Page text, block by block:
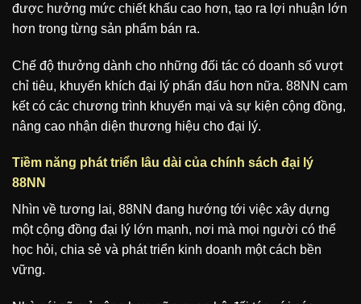
được hưởng mức chiết khấu cao hơn, tạo ra lợi nhuận lớn
hơn trong từng sản phẩm bán ra.
Chế độ thưởng dành cho những đối tác có doanh số vượt
chỉ tiêu, khuyến khích đại lý phấn đấu hơn nữa. 88NN cam
kết có các chương trình khuyến mại và sự kiện cộng đồng,
nâng cao nhận diện thương hiệu cho đại lý.
Tiềm năng phát triển lâu dài của chính sách đại lý
88NN
Nhìn về tương lai, 88NN đang hướng tới việc xây dựng
một cộng đồng đại lý lớn mạnh, nơi mà mọi người có thể
học hỏi, chia sẻ và phát triển kinh doanh một cách bền
vững.